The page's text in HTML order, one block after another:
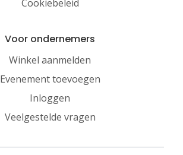
Cookiebeleid
Voor ondernemers
Winkel aanmelden
Evenement toevoegen
Inloggen
Veelgestelde vragen